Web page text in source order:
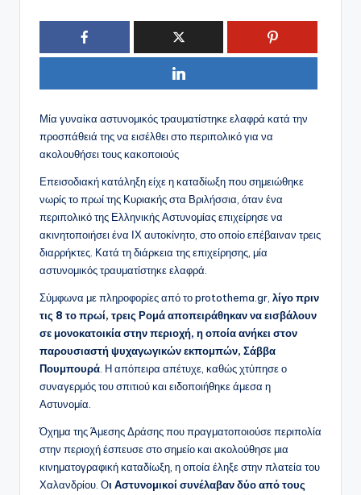
Μία γυναίκα αστυνομικός τραυματίστηκε ελαφρά κατά την
προσπάθειά της να εισέλθει στο περιπολικό για να
ακολουθήσει τους κακοποιούς
Επεισοδιακή κατάληξη είχε η καταδίωξη που σημειώθηκε
νωρίς το πρωί της Κυριακής στα Βριλήσσια, όταν ένα
περιπολικό της Ελληνικής Αστυνομίας επιχείρησε να
ακινητοποιήσει ένα ΙΧ αυτοκίνητο, στο οποίο επέβαιναν τρεις
διαρρήκτες. Κατά τη διάρκεια της επιχείρησης, μία
αστυνομικός τραυματίστηκε ελαφρά.
Σύμφωνα με πληροφορίες από το protothema.gr, λίγο πριν
τις 8 το πρωί, τρεις Ρομά αποπειράθηκαν να εισβάλουν
σε μονοκατοικία στην περιοχή, η οποία ανήκει στον
παρουσιαστή ψυχαγωγικών εκπομπών, Σάββα
Πουμπουρά . Η απόπειρα απέτυχε, καθώς χτύπησε ο
συναγερμός του σπιτιού και ειδοποιήθηκε άμεσα η
Αστυνομία.
Όχημα της Άμεσης Δράσης που πραγματοποιούσε περιπολία
στην περιοχή έσπευσε στο σημείο και ακολούθησε μια
κινηματογραφική καταδίωξη, η οποία έληξε στην πλατεία του
Χαλανδρίου. Οι Αστυνομικοί συνέλαβαν δύο από τους